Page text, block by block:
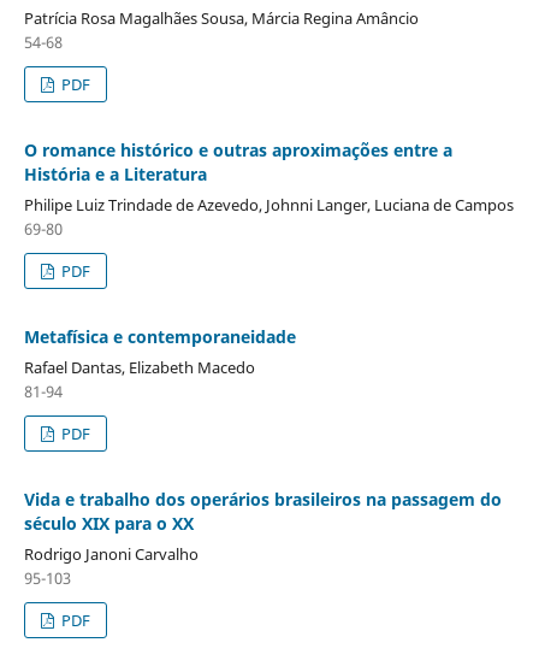
Patrícia Rosa Magalhães Sousa, Márcia Regina Amâncio
54-68
PDF
O romance histórico e outras aproximações entre a
História e a Literatura
Philipe Luiz Trindade de Azevedo, Johnni Langer, Luciana de Campos
69-80
PDF
Metafísica e contemporaneidade
Rafael Dantas, Elizabeth Macedo
81-94
PDF
Vida e trabalho dos operários brasileiros na passagem do
século XIX para o XX
Rodrigo Janoni Carvalho
95-103
PDF